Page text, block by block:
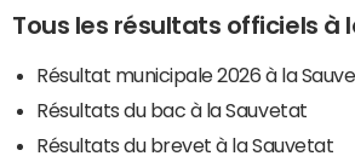
Tous les résultats officiels à
Résultat municipale 2026 à la
Résultats du bac à la Sauvetat
Résultats du brevet à la Sauvetat